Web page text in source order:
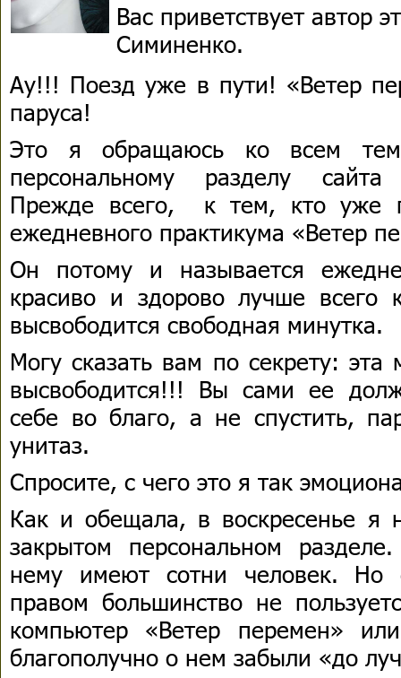
Вас приветствует автор
Симиненко.
Ау!!! Поезд уже в пути! «Ветер
паруса!
Это я обращаюсь ко всем
персональному разделу
Прежде всего, к тем, кто уже
ежедневного практикума «Ветер
Он потому и называется
красиво и здорово лучше всего
высвободится свободная минутка.
Могу сказать вам по секрету:
высвободится!!! Вы сами ее
себе во благо, а не спустить,
унитаз.
Спросите, с чего это я так
Как и обещала, в воскресенье я
закрытом персональном
нему имеют сотни человек. Но
правом большинство не
компьютер «Ветер перемен»
благополучно о нем забыли «до